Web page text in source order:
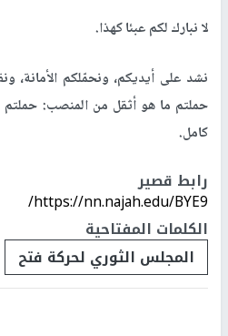
لا نبارك لكم عبئا كهذا.
نشد على أيديكم، ونحمّلكم الأمانة،
حملتم ما هو أثقل من المنصب:
كامل.
رابط قصير
https://nn.najah.edu/BYE9/
الكلمات المفتاحية
المجلس الثوري لحركة فتح